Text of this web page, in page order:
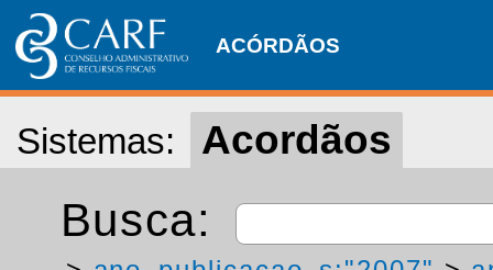
ACÓRDÃOS
Sistemas: Acordãos
Busca: